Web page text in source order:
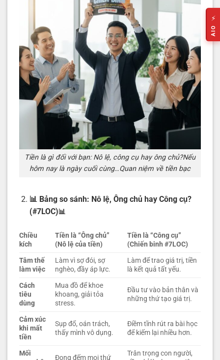
Tiền là gì đối với bạn: Nô lệ, công cụ hay ông chủ?Nếu
hôm nay là ngày cuối cùng…Quan niệm về tiền bạc
📊 Bảng so sánh: Nô lệ, Ông chủ hay Công cụ?
(#7LOC)📊
Chiều
kích
Tiền là “Ông chủ”
(Nô lệ của tiền)
Tiền là “Công cụ”
(Chiến binh #7LOC)
Tâm thế
làm việc
Làm vì sợ đói, sợ
nghèo, đầy áp lực.
Làm để trao giá trị, tiền
là kết quả tất yếu.
Cách
tiêu
dùng
Mua đồ để khoe
khoang, giải tỏa
stress.
Đầu tư vào bản thân và
những thứ tạo giá trị.
Cảm xúc
khi mất
tiền
Sụp đổ, oán trách,
thấy mình vô dụng.
Điềm tĩnh rút ra bài học
để kiếm lại nhiều hơn.
Mối
Đong đếm mọi thứ
Trân trọng con người,
⚡
AIO